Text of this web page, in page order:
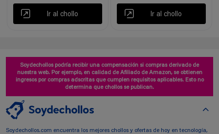
Ir al chollo Ir al chollo
Soydechollos podría recibir una compensación si compras derivado de
nuestra web. Por ejemplo, en calidad de Afiliado de Amazon, se obtienen
ingresos por compras adscritas que cumplen requisitos aplicables. Esto no
determina que chollos se publican.
Soydechollos.com encuentra los mejores chollos y ofertas de hoy en tecnología,